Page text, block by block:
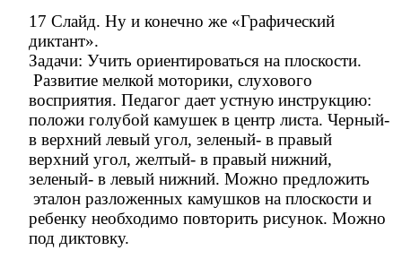
17 Слайд. Ну и конечно же «Графический
диктант».
Задачи: Учить ориентироваться на плоскости.
Развитие мелкой моторики, слухового
восприятия. Педагог дает устную инструкцию:
положи голубой камушек в центр листа. Черный-
в верхний левый угол, зеленый- в правый
верхний угол, желтый- в правый нижний,
зеленый- в левый нижний. Можно предложить
эталон разложенных камушков на плоскости и
ребенку необходимо повторить рисунок. Можно
под диктовку.